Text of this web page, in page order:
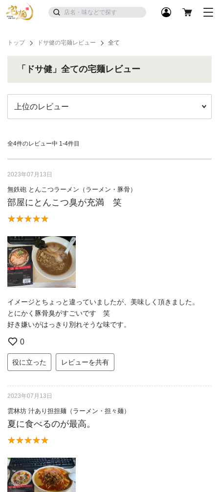
トップ ドサ健の宅麺レビュー 全て
「ドサ健」全ての宅麺レビュー
全4件のレビュー中 1-4件目
2023年07月13日
無鉄砲 とんこつラーメン（ラーメン・豚骨）
部屋にとんこつ臭が充満 笑
イメージとちょっと違っていましたが、美味しく頂きました。
とにかく豚骨臭がすごいです 笑
好き嫌いがはっきり別れそうな味です。
0
役に立った レビューを共有
2023年07月13日
雲林坊 汁あり担担麺（ラーメン・担々麺）
夏に食べるのが最高。